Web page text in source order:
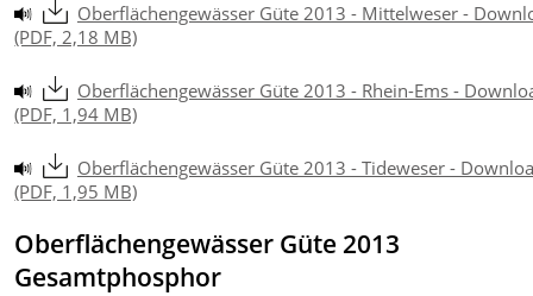
Oberflächengewässer Güte 2013 - Mittelweser -
(PDF, 2,18 MB)
Oberflächengewässer Güte 2013 - Rhein-Ems -
(PDF, 1,94 MB)
Oberflächengewässer Güte 2013 - Tideweser -
(PDF, 1,95 MB)
Oberflächengewässer Güte 2013
Gesamtphosphor